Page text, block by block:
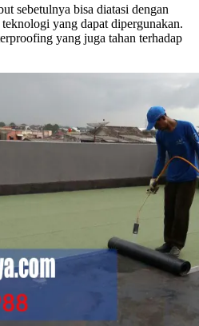
sebetulnya bisa diatasi dengan
yang dapat dipergunakan.
yang juga tahan terhadap